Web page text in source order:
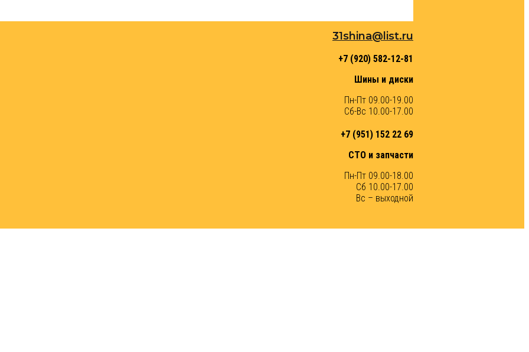
31shina@list.ru
+7 (920) 582-12-81
Шины и диски
Пн-Пт 09.00-19.00
Сб-Вс 10.00-17.00
+7 (951) 152 22 69
СТО и запчасти
Пн-Пт 09.00-18.00
Сб 10.00-17.00
Вс – выходной